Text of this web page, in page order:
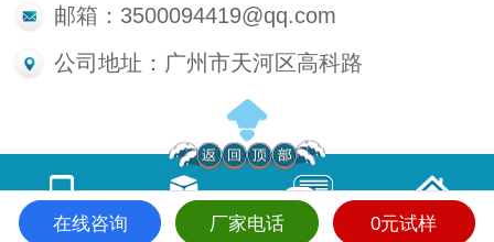
邮箱：3500094419@qq.com
公司地址：广州市天河区高科路
电话咨询 产品中心 在线留言 首页
在线咨询 厂家电话 0元试样